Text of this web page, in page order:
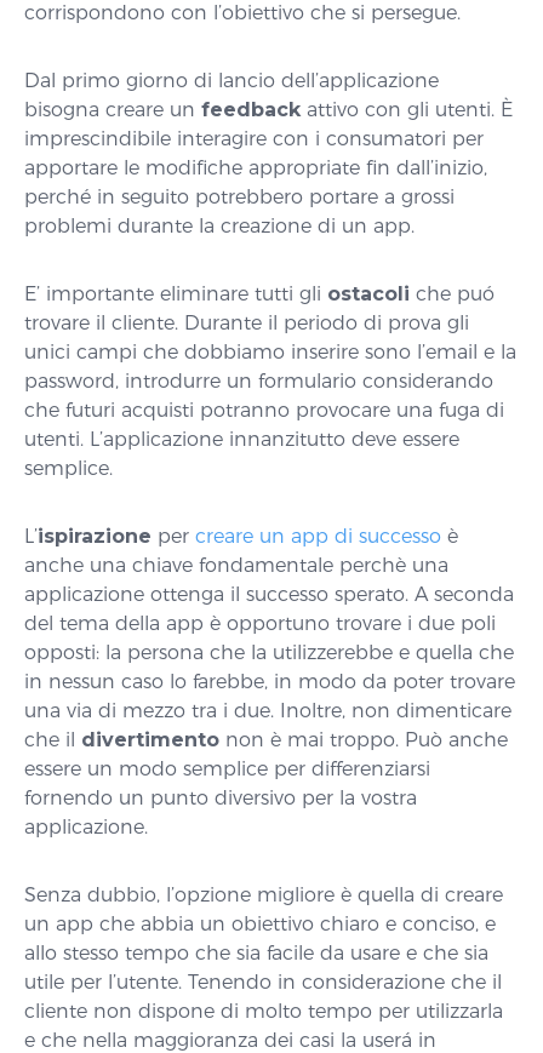
corrispondono con l’obiettivo che si persegue.
Dal primo giorno di lancio dell’applicazione
bisogna creare un feedback attivo con gli utenti. È
imprescindibile interagire con i consumatori per
apportare le modifiche appropriate fin dall’inizio,
perché in seguito potrebbero portare a grossi
problemi durante la creazione di un app.
E’ importante eliminare tutti gli ostacoli che puó
trovare il cliente. Durante il periodo di prova gli
unici campi che dobbiamo inserire sono l’email e la
password, introdurre un formulario considerando
che futuri acquisti potranno provocare una fuga di
utenti. L’applicazione innanzitutto deve essere
semplice.
L’ispirazione per creare un app di successo è
anche una chiave fondamentale perchè una
applicazione ottenga il successo sperato. A seconda
del tema della app è opportuno trovare i due poli
opposti: la persona che la utilizzerebbe e quella che
in nessun caso lo farebbe, in modo da poter trovare
una via di mezzo tra i due. Inoltre, non dimenticare
che il divertimento non è mai troppo. Può anche
essere un modo semplice per differenziarsi
fornendo un punto diversivo per la vostra
applicazione.
Senza dubbio, l’opzione migliore è quella di creare
un app che abbia un obiettivo chiaro e conciso, e
allo stesso tempo che sia facile da usare e che sia
utile per l’utente. Tenendo in considerazione che il
cliente non dispone di molto tempo per utilizzarla
e che nella maggioranza dei casi la userá in